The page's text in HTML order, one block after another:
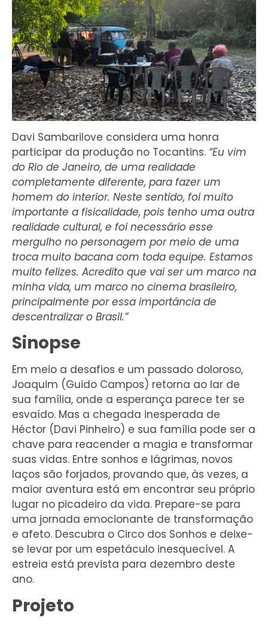
Davi Sambarilove considera uma honra
participar da produção no Tocantins. “Eu vim
do Rio de Janeiro, de uma realidade
completamente diferente, para fazer um
homem do interior. Neste sentido, foi muito
importante a fisicalidade, pois tenho uma outra
realidade cultural, e foi necessário esse
mergulho no personagem por meio de uma
troca muito bacana com toda equipe. Estamos
muito felizes. Acredito que vai ser um marco na
minha vida, um marco no cinema brasileiro,
principalmente por essa importância de
descentralizar o Brasil.”
Sinopse
Em meio a desafios e um passado doloroso,
Joaquim (Guido Campos) retorna ao lar de
sua família, onde a esperança parece ter se
esvaído. Mas a chegada inesperada de
Héctor (Davi Pinheiro) e sua família pode ser a
chave para reacender a magia e transformar
suas vidas. Entre sonhos e lágrimas, novos
laços são forjados, provando que, às vezes, a
maior aventura está em encontrar seu próprio
lugar no picadeiro da vida. Prepare-se para
uma jornada emocionante de transformação
e afeto. Descubra o Circo dos Sonhos e deixe-
se levar por um espetáculo inesquecível. A
estreia está prevista para dezembro deste
ano.
Projeto